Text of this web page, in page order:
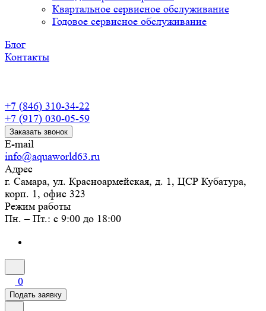
Квартальное сервисное обслуживание
Годовое сервисное обслуживание
Блог
Контакты
+7 (846) 310-34-22
+7 (917) 030-05-59
Заказать звонок
E-mail
info@aquaworld63.ru
Адрес
г. Самара, ул. Красноармейская, д. 1, ЦСР Кубатура,
корп. 1, офис 323
Режим работы
Пн. – Пт.: с 9:00 до 18:00
0
Подать заявку